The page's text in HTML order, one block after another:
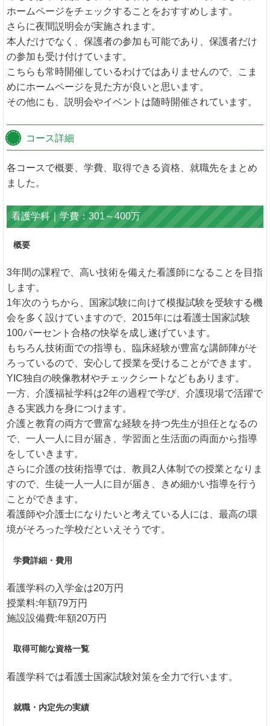
ホームページをチェックすることをおすすめします。
さらに夜間説明会が実施されます。
本人だけでなく、保護者の参加も可能であり、保護者だけ
の参加も受け付けています。
こちらも常時開催しているわけではありませんので、こま
めにホームページを見た方が良いと思います。
その他にも、説明会やイベントは随時開催されています。
コース詳細
各コースで概要、学費、取得できる資格、就職先をまとめ
ました。
看護学科｜学費：301～400万
概要
3年間の課程で、高い技術を備えた看護師になることを目指
します。
1年次のうちから、国家試験に向けて模擬試験を受験する機
会を多く設けていますので、2015年には看護士国家試験
100パーセント合格の快挙を成し遂げています。
もちろん技術面での指導も、臨床経験が豊富な講師陣がそ
ろっているので、安心して授業を受けることができます。
YIC独自の映像教材やチェックシートなどもあります。
一方、介護福祉学科は2年の過程で学び、介護現場で活躍で
きる実践力を身につけます。
介護と教育の両方で豊富な経験を持つ先生が担任となるの
で、一人一人に目が届き、学習面と生活面の両面から指導
をしていきます。
さらに介護の技術指導では、教員2人体制での授業となりま
すので、生徒一人一人に目が届き、きめ細かい指導を行う
ことができます。
看護師や介護士になりたいと考えている人には、最高の環
境がそろった学校だといえそうです。
学費詳細・費用
看護学科の入学金は20万円
授業料:年額79万円
施設設備費:年額20万円
取得可能な資格一覧
看護学科では看護士国家試験対策を全力で行います。
就職・内定先の実績